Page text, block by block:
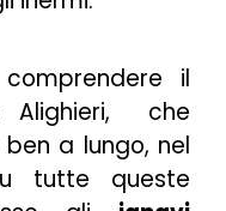
il
Alighieri, che
a lungo, nel
tutte queste